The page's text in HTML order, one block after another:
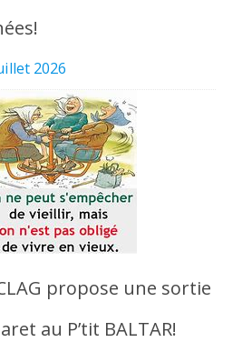
2026
propose une sortie
au P’tit BALTAR!